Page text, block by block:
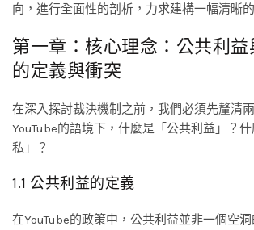
向，進行全面性的剖析，力求建構一幅清晰
第一章：核心理念：公共利
的定義與衝突
在深入探討裁決機制之前，我們必須先釐清
YouTube的語境下，什麼是「公共利益」？
私」？
1.1 公共利益的定義
在YouTube的政策中，公共利益並非一個空